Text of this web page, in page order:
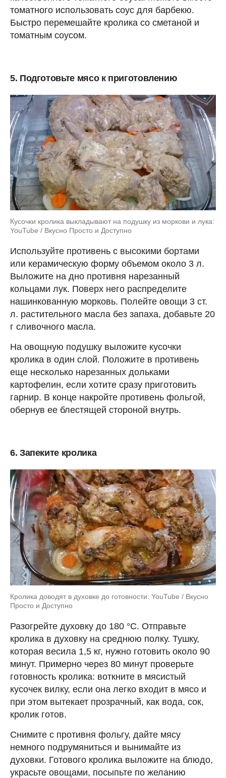
томатного использовать соус для барбекю.
Быстро перемешайте кролика со сметаной и
томатным соусом.
5. Подготовьте мясо к приготовлению
Кусочки кролика выкладывают на подушку из моркови и лука:
YouTube / Вкусно Просто и Доступно
Используйте противень с высокими бортами
или керамическую форму объемом около 3 л.
Выложите на дно противня нарезанный
кольцами лук. Поверх него распределите
нашинкованную морковь. Полейте овощи 3 ст.
л. растительного масла без запаха, добавьте 20
г сливочного масла.
На овощную подушку выложите кусочки
кролика в один слой. Положите в противень
еще несколько нарезанных дольками
картофелин, если хотите сразу приготовить
гарнир. В конце накройте противень фольгой,
обернув ее блестящей стороной внутрь.
6. Запеките кролика
Кролика доводят в духовке до готовности: YouTube / Вкусно
Просто и Доступно
Разогрейте духовку до 180 °С. Отправьте
кролика в духовку на среднюю полку. Тушку,
которая весила 1,5 кг, нужно готовить около 90
минут. Примерно через 80 минут проверьте
готовность кролика: воткните в мясистый
кусочек вилку, если она легко входит в мясо и
при этом вытекает прозрачный, как вода, сок,
кролик готов.
Снимите с противня фольгу, дайте мясу
немного подрумяниться и вынимайте из
духовки. Готового кролика выложите на блюдо,
украсьте овощами, посыпьте по желанию